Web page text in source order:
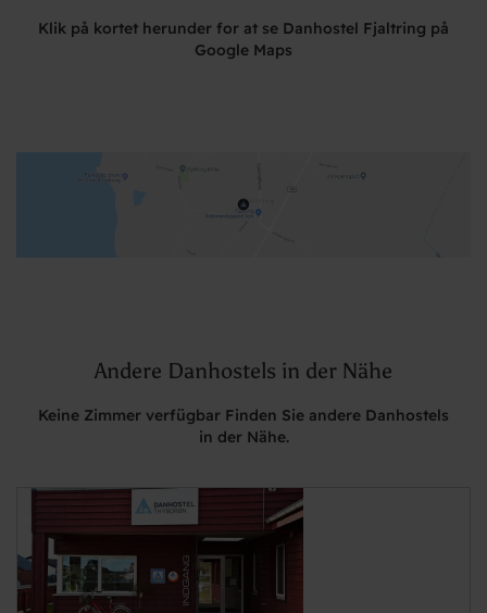
Klik på kortet herunder for at se Danhostel Fjaltring på
Google Maps
Andere Danhostels in der Nähe
Keine Zimmer verfügbar Finden Sie andere Danhostels
in der Nähe.